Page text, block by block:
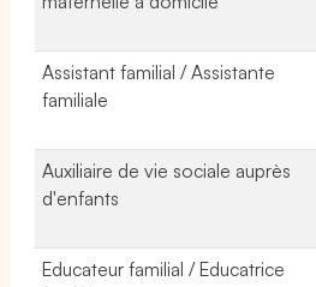
Assistant familial / Assistante
familiale
Auxiliaire de vie sociale auprès
d'enfants
Educateur familial / Educatrice